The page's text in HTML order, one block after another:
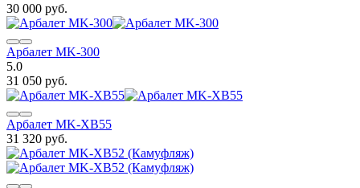
30 000 руб.
Арбалет MK-300
5.0
31 050 руб.
Арбалет MK-XB55
31 320 руб.